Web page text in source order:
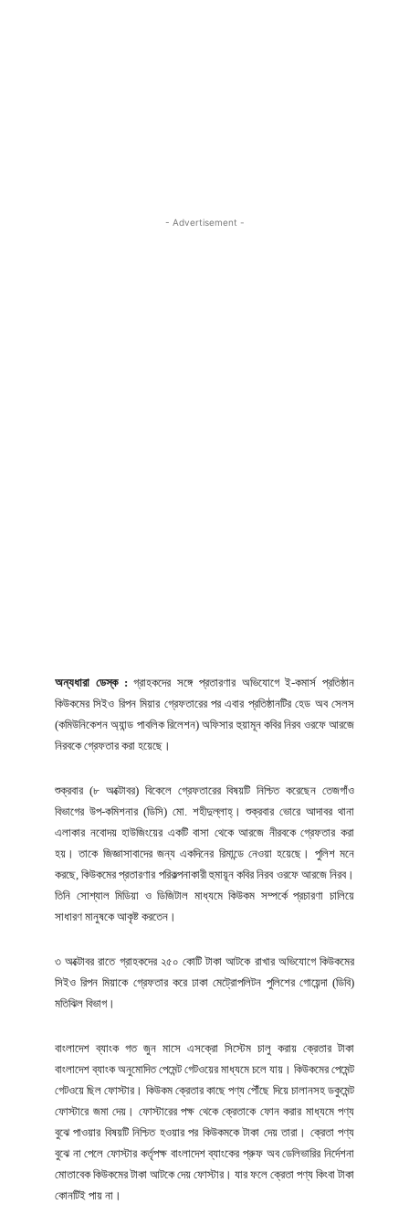
- Advertisement -
অন্যধারা ডেস্ক : গ্রাহকদের সঙ্গে প্রতারণার অভিযোগে ই-কমার্স প্রতিষ্ঠান
কিউকমের সিইও রিপন মিয়ার গ্রেফতারের পর এবার প্রতিষ্ঠানটির হেড অব সেলস
(কমিউনিকেশন অ্যান্ড পাবলিক রিলেশন) অফিসার হুয়ামূন কবির নিরব ওরফে আরজে
নিরবকে গ্রেফতার করা হয়েছে।
শুক্রবার (৮ অক্টোবর) বিকেলে গ্রেফতারের বিষয়টি নিশ্চিত করেছেন তেজগাঁও
বিভাগের উপ-কমিশনার (ডিসি) মো. শহীদুল্লাহ্। শুক্রবার ভোরে আদাবর থানা
এলাকার নবোদয় হাউজিংয়ের একটি বাসা থেকে আরজে নীরবকে গ্রেফতার করা
হয়। তাকে জিজ্ঞাসাবাদের জন্য একদিনের রিমান্ডে নেওয়া হয়েছে। পুলিশ মনে
করছে, কিউকমের প্রতারণার পরিকল্পনাকারী হুমায়ূন কবির নিরব ওরফে আরজে নিরব।
তিনি সোশ্যাল মিডিয়া ও ডিজিটাল মাধ্যমে কিউকম সম্পর্কে প্রচারণা চালিয়ে
সাধারণ মানুষকে আকৃষ্ট করতেন।
৩ অক্টোবর রাতে গ্রাহকদের ২৫০ কোটি টাকা আটকে রাখার অভিযোগে কিউকমের
সিইও রিপন মিয়াকে গ্রেফতার করে ঢাকা মেট্রোপলিটন পুলিশের গোয়েন্দা (ডিবি)
মতিঝিল বিভাগ।
বাংলাদেশ ব্যাংক গত জুন মাসে এসক্রো সিস্টেম চালু করায় ক্রেতার টাকা
বাংলাদেশ ব্যাংক অনুমোদিত পেমেন্ট গেটওয়ের মাধ্যমে চলে যায়। কিউকমের পেমেন্ট
গেটওয়ে ছিল ফোস্টার। কিউকম ক্রেতার কাছে পণ্য পৌঁছে দিয়ে চালানসহ ডকুমেন্ট
ফোস্টারে জমা দেয়। ফোস্টারের পক্ষ থেকে ক্রেতাকে ফোন করার মাধ্যমে পণ্য
বুঝে পাওয়ার বিষয়টি নিশ্চিত হওয়ার পর কিউকমকে টাকা দেয় তারা। ক্রেতা পণ্য
বুঝে না পেলে ফোস্টার কর্তৃপক্ষ বাংলাদেশ ব্যাংকের প্রুফ অব ডেলিভারির নির্দেশনা
মোতাবেক কিউকমের টাকা আটকে দেয় ফোস্টার। যার ফলে ক্রেতা পণ্য কিংবা টাকা
কোনটিই পায় না।